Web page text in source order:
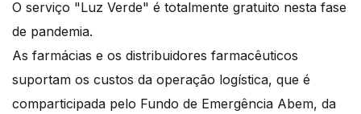
O serviço "Luz Verde" é totalmente gratuito nesta fase
de pandemia.
As farmácias e os distribuidores farmacêuticos
suportam os custos da operação logística, que é
comparticipada pelo Fundo de Emergência Abem, da